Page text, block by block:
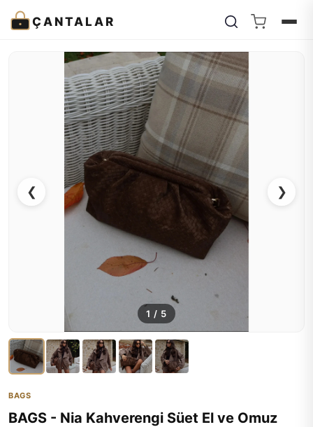
ÇANTALAR
❮ ❯
1 / 5
BAGS
BAGS - Nia Kahverengi Süet El ve Omuz